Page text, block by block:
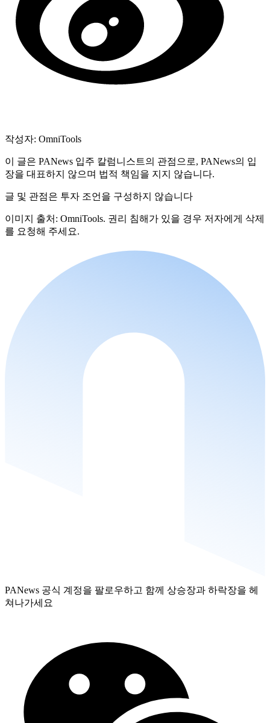
작성자: OmniTools
이 글은 PANews 입주 칼럼니스트의 관점으로, PANews의 입
장을 대표하지 않으며 법적 책임을 지지 않습니다.
글 및 관점은 투자 조언을 구성하지 않습니다
이미지 출처: OmniTools. 권리 침해가 있을 경우 저자에게 삭제
를 요청해 주세요.
PANews 공식 계정을 팔로우하고 함께 상승장과 하락장을 헤
쳐나가세요